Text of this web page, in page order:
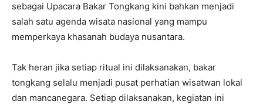
sebagai Upacara Bakar Tongkang kini bahkan menjadi
salah satu agenda wisata nasional yang mampu
memperkaya khasanah budaya nusantara.
Tak heran jika setiap ritual ini dilaksanakan, bakar
tongkang selalu menjadi pusat perhatian wisatwan lokal
dan mancanegara. Setiap dilaksanakan, kegiatan ini